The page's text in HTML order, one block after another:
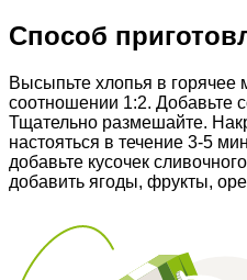
Способ
Высыпьте хлопья в горячее
соотношении 1:2. Добавьте
Тщательно размешайте.
настояться в течение 3-5
добавьте кусочек
добавить ягоды, фрукты,